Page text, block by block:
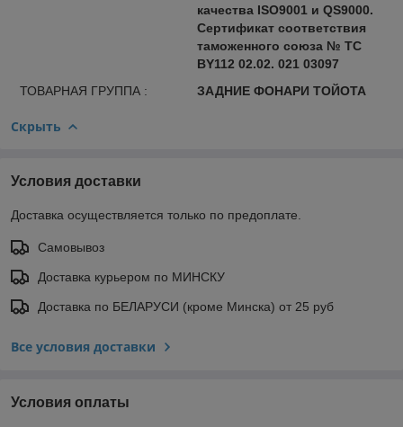
качества ISO9001 и QS9000.
Сертификат соответствия
таможенного союза № ТС
BY112 02.02. 021 03097
ТОВАРНАЯ ГРУППА :
ЗАДНИЕ ФОНАРИ ТОЙОТА
Скрыть
Условия доставки
Доставка осуществляется только по предоплате.
Самовывоз
Доставка курьером по МИНСКУ
Доставка по БЕЛАРУСИ (кроме Минска) от 25 руб
Все условия доставки
Условия оплаты